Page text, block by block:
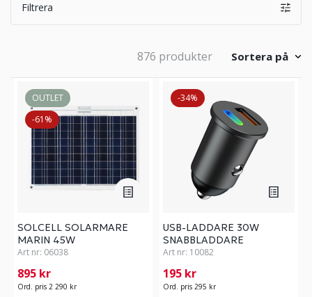
Filtrera
876 produkter Sortera på
OUTLET
-61%
SOLCELL SOLARMARE
MARIN 45W
Art nr: 06038
895 kr
Ord. pris 2 290 kr
-34%
USB-LADDARE 30W
SNABBLADDARE
Art nr: 10082
195 kr
Ord. pris 295 kr